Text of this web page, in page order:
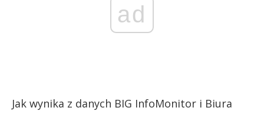
ad
Jak wynika z danych BIG InfoMonitor i Biura